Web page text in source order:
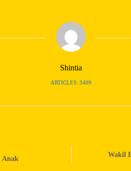
Shintia
ARTICLES: 3409
Anak
Wakil